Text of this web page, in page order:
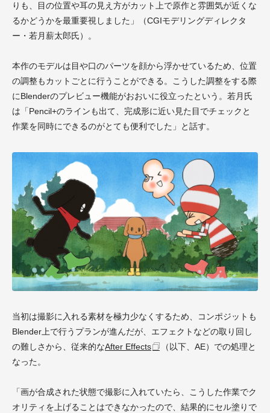
りも、目の位置や耳の見え方がカット上で原作と雰囲気が近くな
るかどうかを最重要視しました」（CGIモデリングディレクタ
ー・若月薪太郎氏）。
本作のモデルは目や口のパーツを顔から浮かせているため、位置
の調整もカットごとに行うことができる。こうした調整をする際
にBlenderのプレビュー機能がおおいに役立ったという。若月氏
は「Pencil+のラインも出て、完成形に近い見た目でチェックと
作業を同時にできるのがとても便利でした」と話す。
当初は撮影に入れる素材を極力少なくするため、コンポジットも
Blender上で行うプランが進んだが、エフェクトなどの取り回し
の難しさから、従来的なAfter Effects
（以下、AE）での処理と
なった。
「画が合成された状態で撮影に入れていたら、こうした作業でク
オリティを上げることはできなかったので、結果的にセル塗りで